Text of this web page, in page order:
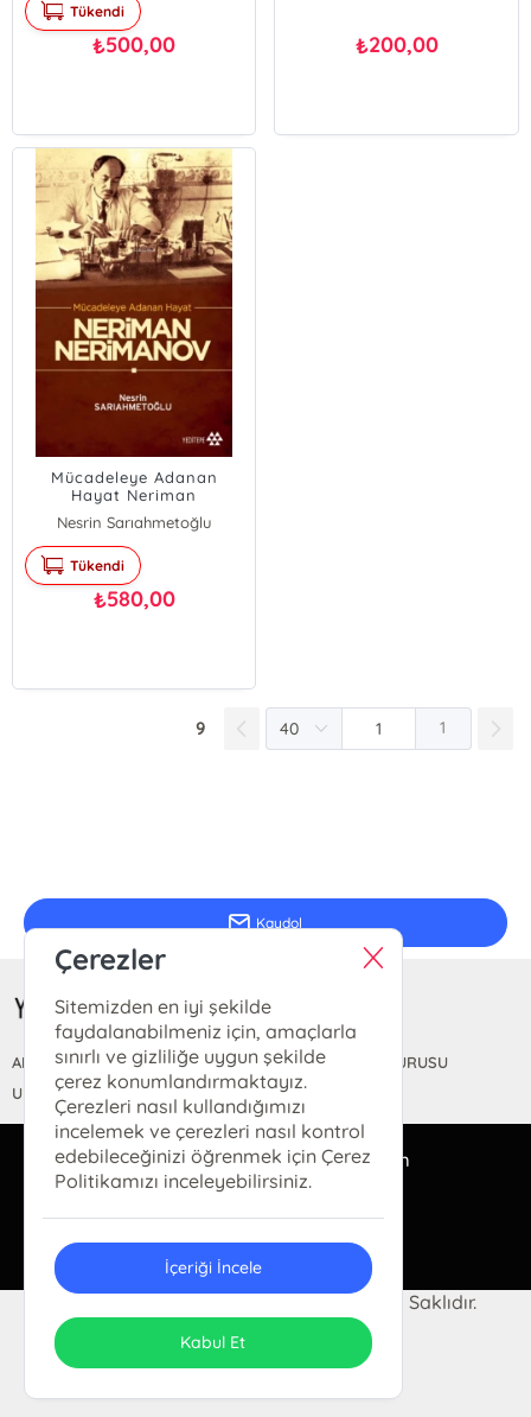
Tükendi
₺500,00 ₺200,00
Mücadeleye Adanan
Hayat Neriman
Nerimanov
Nesrin Sarıahmetoğlu
Tükendi
₺580,00
9 1
Kaydol
ANASAYFA HAKKIMIZDA FİYAT LİSTESİ
KİTAP BAŞVURUSU
ULUSLARARASI YAYINEVİ BELGESİ
bilgi@yeditepeyayinevi.com
(0212) 528 47 53
© 2024 YEDİTEPE YAYINEVİ Tüm Hakları Saklıdır.
Tasarım & Uygulama
Çerezler
Sitemizden en iyi şekilde
faydalanabilmeniz için, amaçlarla
sınırlı ve gizliliğe uygun şekilde
çerez konumlandırmaktayız.
Çerezleri nasıl kullandığımızı
incelemek ve çerezleri nasıl kontrol
edebileceğinizi öğrenmek için Çerez
Politikamızı inceleyebilirsiniz.
İçeriği İncele
Kabul Et